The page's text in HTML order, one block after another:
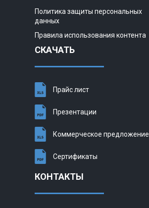
Политика защиты персональных
данных
Правила использования контента
СКАЧАТЬ
Прайс лист
Презентации
Коммерческое предложение
Сертификаты
КОНТАКТЫ